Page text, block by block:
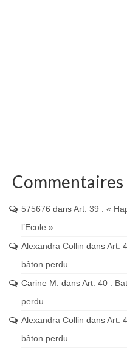
575676 dansArt. 39 : «
l’Ecole »
Alexandra Collin dansArt.
bâton perdu
Carine M. dansArt. 40 :
perdu
Alexandra Collin dansArt.
bâton perdu